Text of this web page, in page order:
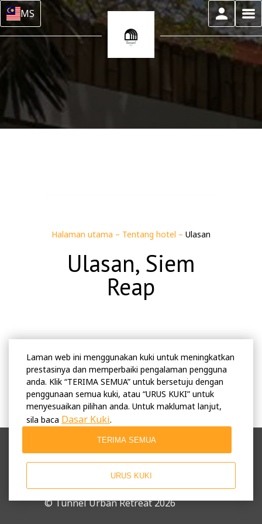
Laman web ini menggunakan kuki untuk meningkatkan
prestasinya dan memperbaiki pengalaman pengguna
anda. Klik “TERIMA SEMUA” untuk bersetuju dengan
penggunaan semua kuki, atau “URUS KUKI” untuk
menyesuaikan pilihan anda. Untuk maklumat lanjut,
sila baca Dasar Kuki.
TERIMA SEMUA
URUS KUKI
MS
Halaman utama – Tentang hotel – Ulasan
Ulasan, Siem
Reap
© Tunnel Urban Retreat 2026
Terma-terma penggunaan
Polisi Privasi
Peraturan-peraturan
perniagaan